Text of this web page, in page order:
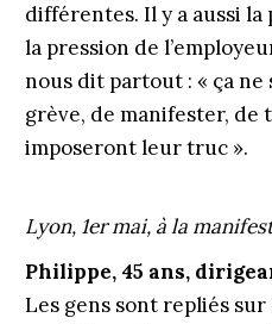
différentes. Il y a aussi
la pression de
nous dit partout : « ça
grève, de manifester, de
imposeront leur truc ».
Lyon, 1er mai, à la
Philippe, 45 ans,
Les gens sont repliés